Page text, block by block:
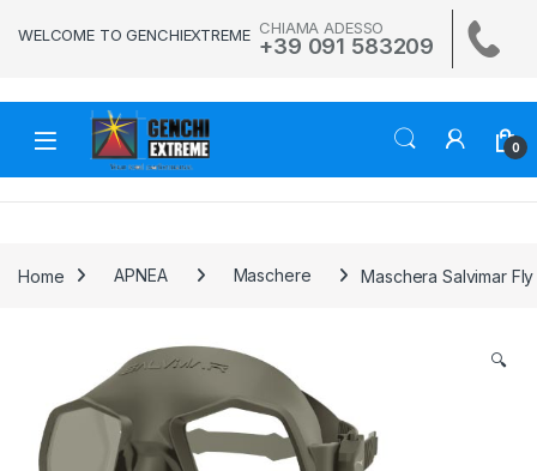
WELCOME TO GENCHIEXTREME CHIAMA ADESSO
+39 091 583209
0
Home APNEA Maschere Maschera Salvimar Fly
🔍